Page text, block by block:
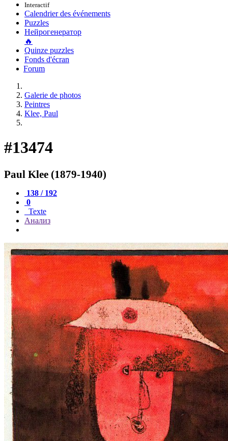
Interactif
Calendrier des événements
Puzzles
Нейрогенератор
🔥
Quinze puzzles
Fonds d'écran
Forum
Galerie de photos
Peintres
Klee, Paul
#13474
Paul Klee (1879-1940)
138 / 192
0
Texte
Анализ